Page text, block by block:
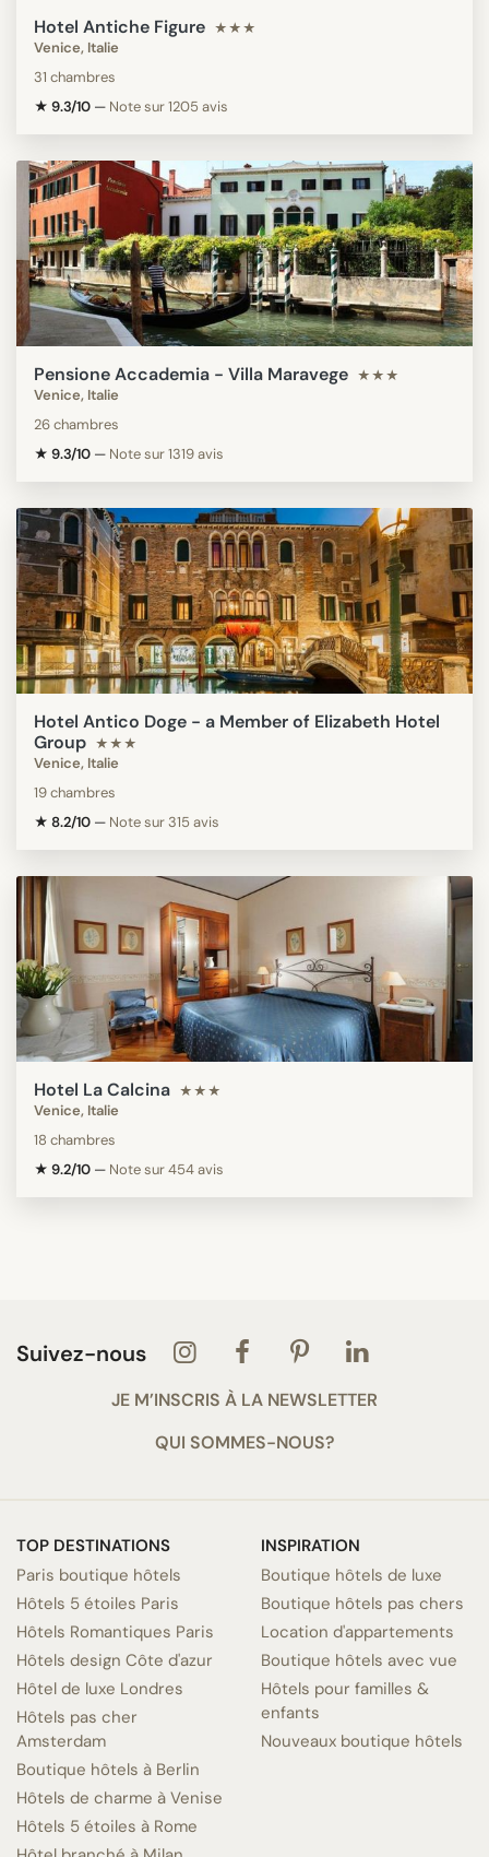
Hotel Antiche Figure ★★★
Venice, Italie
31 chambres
★ 9.3/10 — Note sur 1205 avis
Pensione Accademia - Villa Maravege ★★★
Venice, Italie
26 chambres
★ 9.3/10 — Note sur 1319 avis
Hotel Antico Doge - a Member of Elizabeth Hotel
Group ★★★
Venice, Italie
19 chambres
★ 8.2/10 — Note sur 315 avis
Hotel La Calcina ★★★
Venice, Italie
18 chambres
★ 9.2/10 — Note sur 454 avis
Suivez-nous
JE M’INSCRIS À LA NEWSLETTER
QUI SOMMES-NOUS?
TOP DESTINATIONS
Paris boutique hôtels
Hôtels 5 étoiles Paris
Hôtels Romantiques Paris
Hôtels design Côte d'azur
Hôtel de luxe Londres
Hôtels pas cher
Amsterdam
Boutique hôtels à Berlin
Hôtels de charme à Venise
Hôtels 5 étoiles à Rome
INSPIRATION
Boutique hôtels de luxe
Boutique hôtels pas chers
Location d'appartements
Boutique hôtels avec vue
Hôtels pour familles &
enfants
Nouveaux boutique hôtels